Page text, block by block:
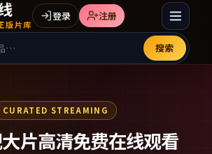
版片库
搜索
登录 注册
CURATED STREAMING
片高清免费在线观看